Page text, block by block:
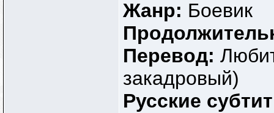
Жанр: Боевик
Перевод:
закадровый)
Русские